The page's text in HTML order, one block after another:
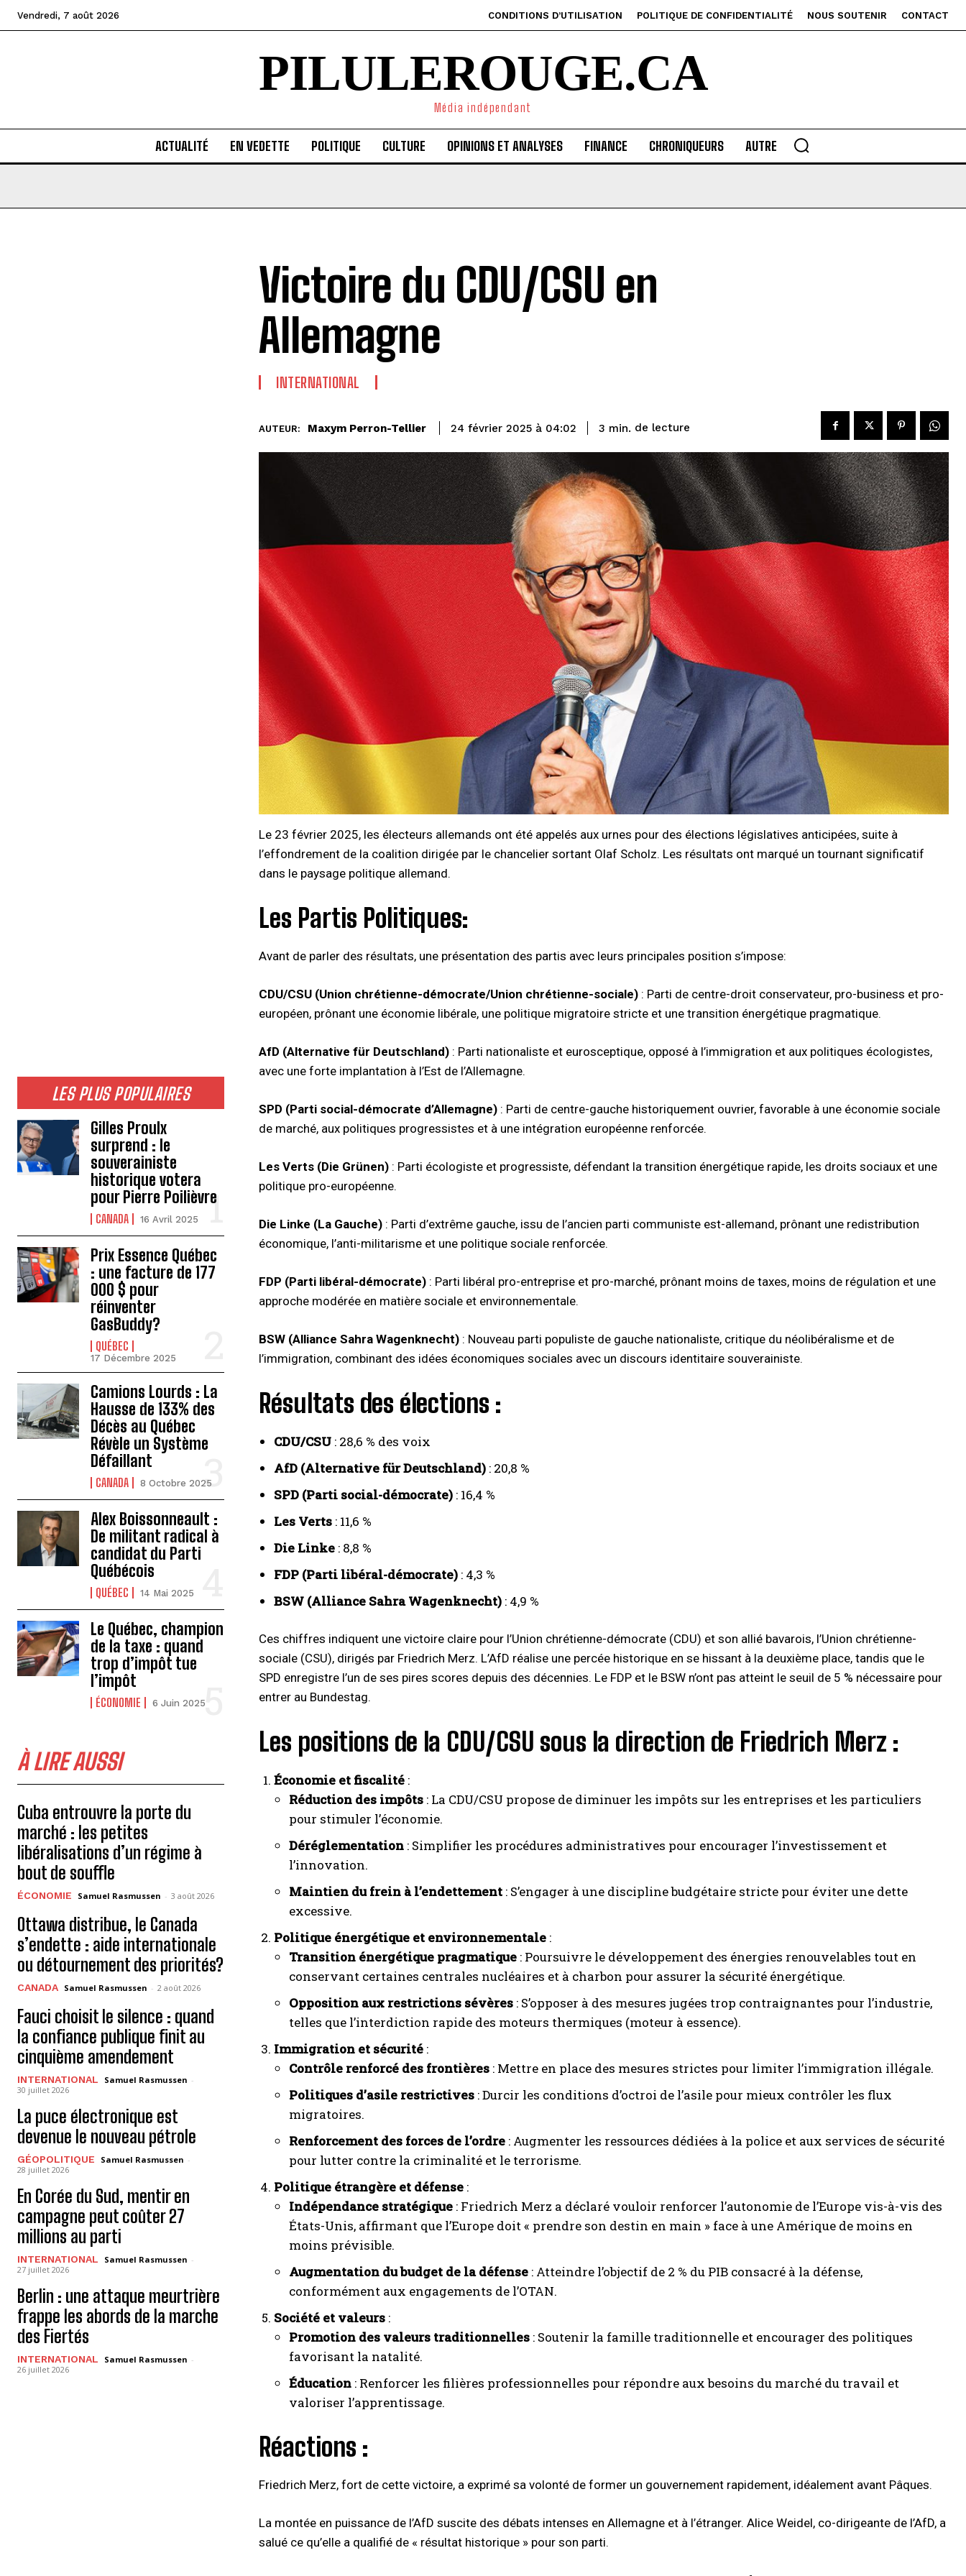
Vendredi, 7 août 2026 CONDITIONS D’UTILISATION POLITIQUE DE CONFIDENTIALITÉ NOUS SOUTENIR CONTACT
PILULEROUGE.CA
Média indépendant
ACTUALITÉ EN VEDETTE POLITIQUE CULTURE OPINIONS ET ANALYSES FINANCE CHRONIQUEURS AUTRE
LES PLUS POPULAIRES
Gilles Proulx
surprend : le
souverainiste
historique votera
pour Pierre Poilièvre
CANADA 16 Avril 2025
Prix Essence Québec
: une facture de 177
000 $ pour
réinventer
GasBuddy?
QUÉBEC
17 Décembre 2025
Camions Lourds : La
Hausse de 133% des
Décès au Québec
Révèle un Système
Défaillant
CANADA 8 Octobre 2025
Alex Boissonneault :
De militant radical à
candidat du Parti
Québécois
QUÉBEC 14 Mai 2025
Le Québec, champion
de la taxe : quand
trop d’impôt tue
l’impôt
ÉCONOMIE 6 Juin 2025
À LIRE AUSSI
Cuba entrouvre la porte du
marché : les petites
libéralisations d’un régime à
bout de souffle
ÉCONOMIE Samuel Rasmussen - 3 août 2026
Ottawa distribue, le Canada
s’endette : aide internationale
ou détournement des priorités?
CANADA Samuel Rasmussen - 2 août 2026
Fauci choisit le silence : quand
la confiance publique finit au
cinquième amendement
INTERNATIONAL Samuel Rasmussen -
30 juillet 2026
La puce électronique est
devenue le nouveau pétrole
GÉOPOLITIQUE Samuel Rasmussen -
28 juillet 2026
En Corée du Sud, mentir en
campagne peut coûter 27
millions au parti
INTERNATIONAL Samuel Rasmussen -
27 juillet 2026
Berlin : une attaque meurtrière
frappe les abords de la marche
des Fiertés
INTERNATIONAL Samuel Rasmussen -
26 juillet 2026
Victoire du CDU/CSU en
Allemagne
INTERNATIONAL
AUTEUR: Maxym Perron-Tellier 24 février 2025 à 04:02 3 min. de lecture
Le 23 février 2025, les électeurs allemands ont été appelés aux urnes pour des élections législatives anticipées, suite à
l’effondrement de la coalition dirigée par le chancelier sortant Olaf Scholz. Les résultats ont marqué un tournant significatif
dans le paysage politique allemand.
Les Partis Politiques:
Avant de parler des résultats, une présentation des partis avec leurs principales position s’impose:
CDU/CSU (Union chrétienne-démocrate/Union chrétienne-sociale) : Parti de centre-droit conservateur, pro-business et pro-
européen, prônant une économie libérale, une politique migratoire stricte et une transition énergétique pragmatique.
AfD (Alternative für Deutschland) : Parti nationaliste et eurosceptique, opposé à l’immigration et aux politiques écologistes,
avec une forte implantation à l’Est de l’Allemagne.
SPD (Parti social-démocrate d’Allemagne) : Parti de centre-gauche historiquement ouvrier, favorable à une économie sociale
de marché, aux politiques progressistes et à une intégration européenne renforcée.
Les Verts (Die Grünen) : Parti écologiste et progressiste, défendant la transition énergétique rapide, les droits sociaux et une
politique pro-européenne.
Die Linke (La Gauche) : Parti d’extrême gauche, issu de l’ancien parti communiste est-allemand, prônant une redistribution
économique, l’anti-militarisme et une politique sociale renforcée.
FDP (Parti libéral-démocrate) : Parti libéral pro-entreprise et pro-marché, prônant moins de taxes, moins de régulation et une
approche modérée en matière sociale et environnementale.
BSW (Alliance Sahra Wagenknecht) : Nouveau parti populiste de gauche nationaliste, critique du néolibéralisme et de
l’immigration, combinant des idées économiques sociales avec un discours identitaire souverainiste.
Résultats des élections :
CDU/CSU : 28,6 % des voix
AfD (Alternative für Deutschland) : 20,8 %
SPD (Parti social-démocrate) : 16,4 %
Les Verts : 11,6 %
Die Linke : 8,8 %
FDP (Parti libéral-démocrate) : 4,3 %
BSW (Alliance Sahra Wagenknecht) : 4,9 %
Ces chiffres indiquent une victoire claire pour l’Union chrétienne-démocrate (CDU) et son allié bavarois, l’Union chrétienne-
sociale (CSU), dirigés par Friedrich Merz. L’AfD réalise une percée historique en se hissant à la deuxième place, tandis que le
SPD enregistre l’un de ses pires scores depuis des décennies. Le FDP et le BSW n’ont pas atteint le seuil de 5 % nécessaire pour
entrer au Bundestag.
Les positions de la CDU/CSU sous la direction de Friedrich Merz :
Économie et fiscalité :
Réduction des impôts : La CDU/CSU propose de diminuer les impôts sur les entreprises et les particuliers
pour stimuler l’économie.
Déréglementation : Simplifier les procédures administratives pour encourager l’investissement et
l’innovation.
Maintien du frein à l’endettement : S’engager à une discipline budgétaire stricte pour éviter une dette
excessive.
Politique énergétique et environnementale :
Transition énergétique pragmatique : Poursuivre le développement des énergies renouvelables tout en
conservant certaines centrales nucléaires et à charbon pour assurer la sécurité énergétique.
Opposition aux restrictions sévères : S’opposer à des mesures jugées trop contraignantes pour l’industrie,
telles que l’interdiction rapide des moteurs thermiques (moteur à essence).
Immigration et sécurité :
Contrôle renforcé des frontières : Mettre en place des mesures strictes pour limiter l’immigration illégale.
Politiques d’asile restrictives : Durcir les conditions d’octroi de l’asile pour mieux contrôler les flux
migratoires.
Renforcement des forces de l’ordre : Augmenter les ressources dédiées à la police et aux services de sécurité
pour lutter contre la criminalité et le terrorisme.
Politique étrangère et défense :
Indépendance stratégique : Friedrich Merz a déclaré vouloir renforcer l’autonomie de l’Europe vis-à-vis des
États-Unis, affirmant que l’Europe doit « prendre son destin en main » face à une Amérique de moins en
moins prévisible.
Augmentation du budget de la défense : Atteindre l’objectif de 2 % du PIB consacré à la défense,
conformément aux engagements de l’OTAN.
Société et valeurs :
Promotion des valeurs traditionnelles : Soutenir la famille traditionnelle et encourager des politiques
favorisant la natalité.
Éducation : Renforcer les filières professionnelles pour répondre aux besoins du marché du travail et
valoriser l’apprentissage.
Réactions :
Friedrich Merz, fort de cette victoire, a exprimé sa volonté de former un gouvernement rapidement, idéalement avant Pâques.
La montée en puissance de l’AfD suscite des débats intenses en Allemagne et à l’étranger. Alice Weidel, co-dirigeante de l’AfD, a
salué ce qu’elle a qualifié de « résultat historique » pour son parti.